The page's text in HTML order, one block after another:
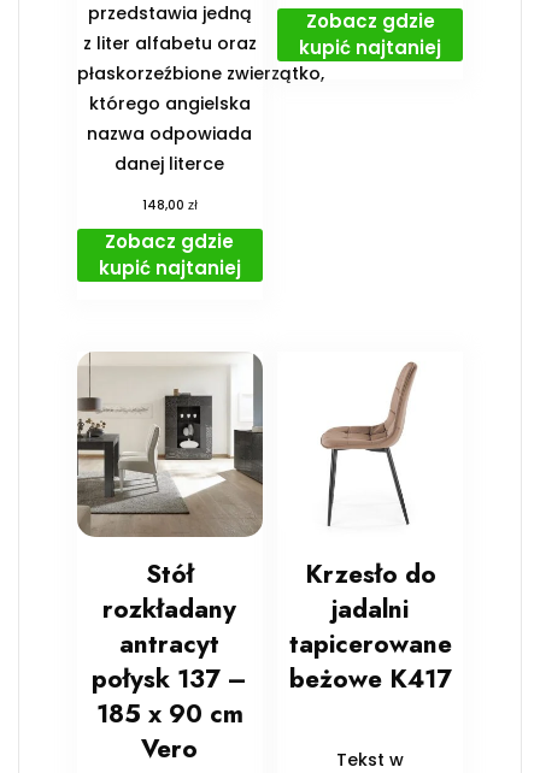
przedstawia jedną
z liter alfabetu oraz
płaskorzeźbione zwierzątko,
którego angielska
nazwa odpowiada
danej literce
148,00 zł
Zobacz gdzie
kupić najtaniej
Zobacz gdzie
kupić najtaniej
Stół
rozkładany
antracyt
połysk 137 –
185 x 90 cm
Vero
Krzesło do
jadalni
tapicerowane
beżowe K417
Tekst w